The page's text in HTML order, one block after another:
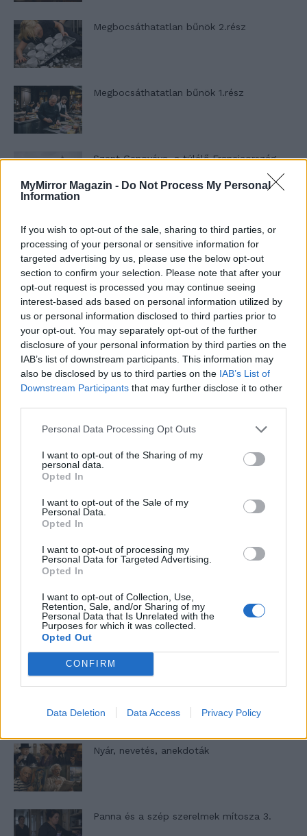
MyMirror Magazin - Do Not Process My Personal
Information
If you wish to opt-out of the sale, sharing to third parties, or
processing of your personal or sensitive information for
targeted advertising by us, please use the below opt-out
section to confirm your selection. Please note that after your
opt-out request is processed you may continue seeing
interest-based ads based on personal information utilized by
us or personal information disclosed to third parties prior to
your opt-out. You may separately opt-out of the further
disclosure of your personal information by third parties on the
IAB’s list of downstream participants. This information may
also be disclosed by us to third parties on the IAB’s List of
Downstream Participants that may further disclose it to other
Personal Data Processing Opt Outs
I want to opt-out of the Sharing of my
personal data.
Opted In
I want to opt-out of the Sale of my
Personal Data.
Opted In
I want to opt-out of processing my
Personal Data for Targeted Advertising.
Opted In
I want to opt-out of Collection, Use,
Retention, Sale, and/or Sharing of my
Personal Data that Is Unrelated with the
Purposes for which it was collected.
Opted Out
CONFIRM
Data Deletion Data Access Privacy Policy
Megbocsáthatatlan bűnök 2.rész
Megbocsáthatatlan bűnök 1.rész
Szent Genovéva, a túlélő Franciaország
Minka 12. rész
Minka 11. rész
T. szereti a fiatal lányokat 14. rész
nőknek, amikor segítséget kérnek?
gyűjteménye
Elyna Robbs: Adéle és az örökölt árnyak
Woody Allen megosztó zsenialitása
A világ legismertebb ruhái
Nyár, nevetés, anekdoták
Panna és a szép szerelmek mítosza 3.